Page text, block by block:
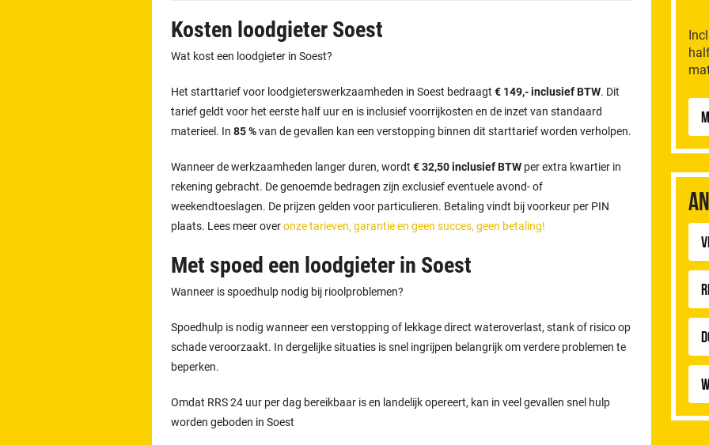
Kosten loodgieter Soest
Wat kost een loodgieter in Soest?
Het starttarief voor loodgieterswerkzaamheden in Soest bedraagt € 149,- inclusief BTW. Dit
tarief geldt voor het eerste half uur en is inclusief voorrijkosten en de inzet van standaard
materieel. In 85 %van de gevallen kan een verstopping binnen dit starttarief worden verholpen.
Wanneer de werkzaamheden langer duren, wordt € 32,50 inclusief BTW per extra kwartier in
rekening gebracht. De genoemde bedragen zijn exclusief eventuele avond- of
weekendtoeslagen. De prijzen gelden voor particulieren. Betaling vindt bij voorkeur per PIN
plaats. Lees meer overonze tarieven, garantie en geen succes, geen betaling!
Met spoed een loodgieter in Soest
Wanneer is spoedhulp nodig bij rioolproblemen?
Spoedhulp is nodig wanneer een verstopping of lekkage direct wateroverlast, stank of risico op
schade veroorzaakt. In dergelijke situaties is snel ingrijpen belangrijk om verdere problemen te
beperken.
Omdat RRS 24 uur per dag bereikbaar is en landelijk opereert, kan in veel gevallen snel hulp
worden geboden in Soest